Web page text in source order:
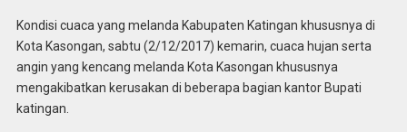
Kondisi cuaca yang melanda Kabupaten Katingan khususnya di
Kota Kasongan, sabtu (2/12/2017) kemarin, cuaca hujan serta
angin yang kencang melanda Kota Kasongan khususnya
mengakibatkan kerusakan di beberapa bagian kantor Bupati
katingan.